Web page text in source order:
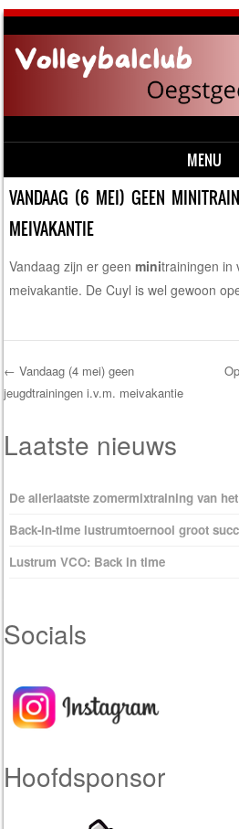
MENU
Skip to content
VANDAAG (6 MEI) GEEN
MEIVAKANTIE
Vandaag zijn er geenminitrainingen in
meivakantie. De Cuyl is wel gewoon
Post navigation
← Vandaag (4 mei) geen
jeugdtrainingen i.v.m. meivakantie
Laatste nieuws
De allerlaatste zomermixtraining van
Back-in-time lustrumtoernooi groot
Lustrum VCO: Back in time
Socials
Hoofdsponsor